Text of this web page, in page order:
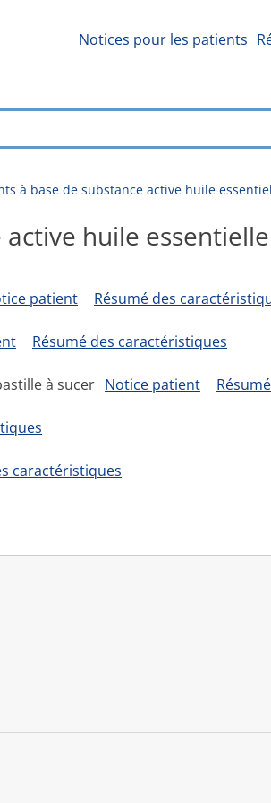
Notices pour les patients
à base de substance active huile
huile
patient Résumé des
Résumé des caractéristiques
à sucer Notice patient
caractéristiques